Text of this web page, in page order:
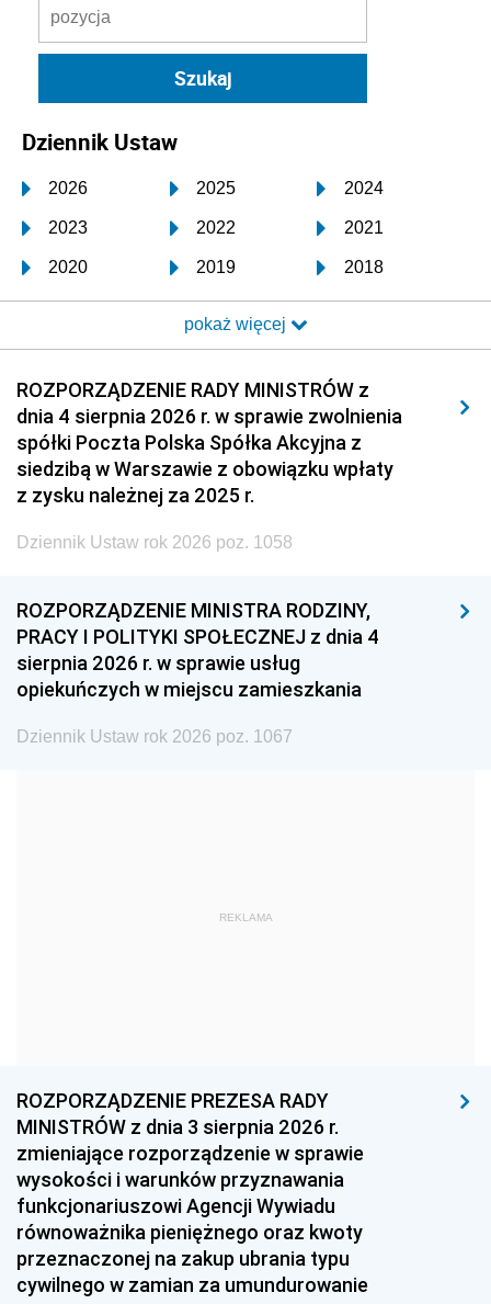
Dziennik Ustaw
2026 2025 2024
2023 2022 2021
2020 2019 2018
2017 2016 2015
2014 2013 2012
2011 2010 2009
2008 2007 2006
2005 2004 2003
2002 2001
1999 1998
1993 1992 1991
1990 1989
1987 1986 1985
1984 1983
1957 1956
1954 1953
1951 1950
1948 1947
1945 1944 1939
1938 1937 1936
pokaż więcej
ROZPORZĄDZENIE RADY MINISTRÓW z
dnia 4 sierpnia 2026 r. w sprawie zwolnienia
spółki Poczta Polska Spółka Akcyjna z
siedzibą w Warszawie z obowiązku wpłaty
z zysku należnej za 2025 r.
Dziennik Ustaw rok 2026 poz. 1058
ROZPORZĄDZENIE MINISTRA RODZINY,
PRACY I POLITYKI SPOŁECZNEJ z dnia 4
sierpnia 2026 r. w sprawie usług
opiekuńczych w miejscu zamieszkania
Dziennik Ustaw rok 2026 poz. 1067
REKLAMA
ROZPORZĄDZENIE PREZESA RADY
MINISTRÓW z dnia 3 sierpnia 2026 r.
zmieniające rozporządzenie w sprawie
wysokości i warunków przyznawania
funkcjonariuszowi Agencji Wywiadu
równoważnika pieniężnego oraz kwoty
przeznaczonej na zakup ubrania typu
cywilnego w zamian za umundurowanie